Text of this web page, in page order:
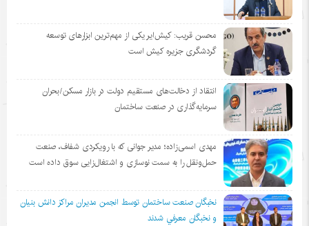
محسن قریب: کیش‌ایر یکی از مهم‌ترین ابزارهای توسعه
گردشگری جزیره کیش است
انتقاد از دخالت‌های مستقیم دولت در بازار مسکن/بحران
سرمایه‌گذاری در صنعت ساختمان
مهدی اسمی‌زاده؛ مدیر جوانی که با رویکردی شفاف، صنعت
حمل‌ونقل را به سمت نوسازی و اشتغال‌زایی سوق داده است
نخبگان صنعت ساختمان توسط انجمن مديران مراكز دانش بنيان
و نخبگان معرفي شدند